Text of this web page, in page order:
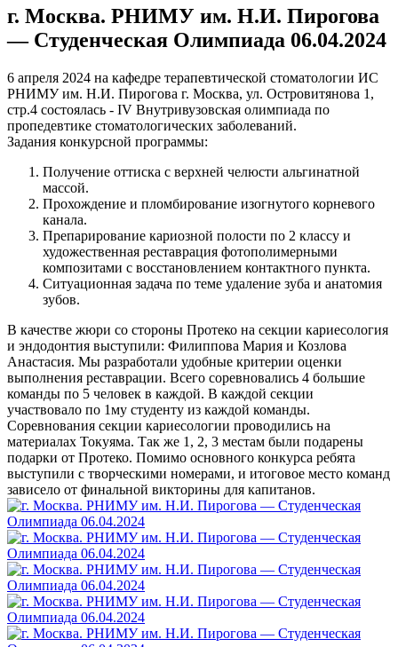
г. Москва. РНИМУ им. Н.И. Пирогова
— Студенческая Олимпиада 06.04.2024
6 апреля 2024 на кафедре терапевтической стоматологии ИС
РНИМУ им. Н.И. Пирогова г. Москва, ул. Островитянова 1,
стр.4 состоялась - IV Внутривузовская олимпиада по
пропедевтике стоматологических заболеваний.
Задания конкурсной программы:
Получение оттиска с верхней челюсти альгинатной
массой.
Прохождение и пломбирование изогнутого корневого
канала.
Препарирование кариозной полости по 2 классу и
художественная реставрация фотополимерными
композитами с восстановлением контактного пункта.
Ситуационная задача по теме удаление зуба и анатомия
зубов.
В качестве жюри со стороны Протеко на секции кариесология
и эндодонтия выступили: Филиппова Мария и Козлова
Анастасия. Мы разработали удобные критерии оценки
выполнения реставрации. Всего соревновались 4 большие
команды по 5 человек в каждой. В каждой секции
участвовало по 1му студенту из каждой команды.
Соревнования секции кариесологии проводились на
материалах Токуяма. Так же 1, 2, 3 местам были подарены
подарки от Протеко. Помимо основного конкурса ребята
выступили с творческими номерами, и итоговое место команд
зависело от финальной викторины для капитанов.